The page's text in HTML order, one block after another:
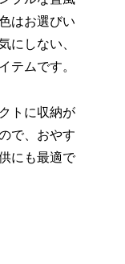
はお選びい
にしない、
テムです。
トに収納が
で、おやす
にも最適で